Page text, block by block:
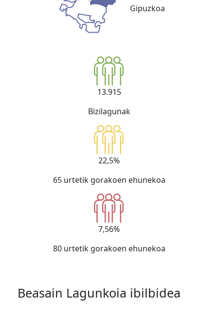
Gipuzkoa
13.915
Bizilagunak
22,5%
65 urtetik gorakoen ehunekoa
7,56%
80 urtetik gorakoen ehunekoa
Beasain Lagunkoia ibilbidea